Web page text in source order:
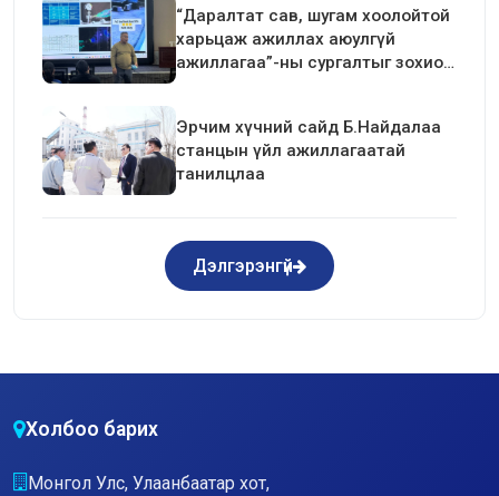
“Даралтат сав, шугам хоолойтой
харьцаж ажиллах аюулгүй
ажиллагаа”-ны сургалтыг зохион
Эрчим хүчний сайд Б.Найдалаа
станцын үйл ажиллагаатай
танилцлаа
Дэлгэрэнгүй
Холбоо барих
Монгол Улс, Улаанбаатар хот,